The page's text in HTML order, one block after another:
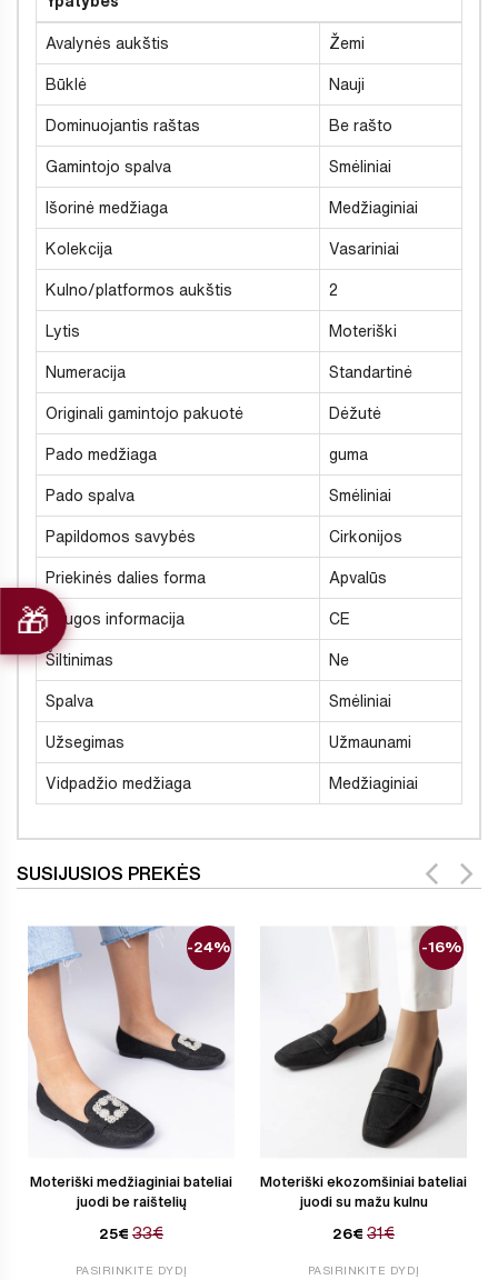
Avalynės aukštis Žemi
Būklė Nauji
Dominuojantis raštas Be rašto
Gamintojo spalva Smėliniai
Išorinė medžiaga Medžiaginiai
Kolekcija Vasariniai
Kulno/platformos aukštis 2
Lytis Moteriški
Numeracija Standartinė
Originali gamintojo pakuotė Dėžutė
Pado medžiaga guma
Pado spalva Smėliniai
Papildomos savybės Cirkonijos
Priekinės dalies forma Apvalūs
Saugos informacija CE
Šiltinimas Ne
Spalva Smėliniai
Užsegimas Užmaunami
Vidpadžio medžiaga Medžiaginiai
SUSIJUSIOS PREKĖS
Moteriški medžiaginiai bateliai
juodi be raištelių
25€ 33€
-24%
PASIRINKITE DYDĮ
Moteriški ekozomšiniai bateliai
juodi su mažu kulnu
26€ 31€
-16%
PASIRINKITE DYDĮ